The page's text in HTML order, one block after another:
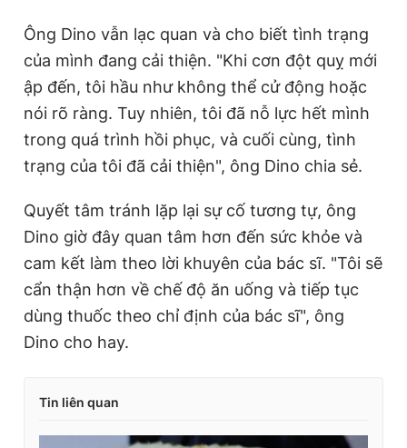
Ông Dino vẫn lạc quan và cho biết tình trạng
của mình đang cải thiện. "Khi cơn đột quỵ mới
ập đến, tôi hầu như không thể cử động hoặc
nói rõ ràng. Tuy nhiên, tôi đã nỗ lực hết mình
trong quá trình hồi phục, và cuối cùng, tình
trạng của tôi đã cải thiện", ông Dino chia sẻ.
Quyết tâm tránh lặp lại sự cố tương tự, ông
Dino giờ đây quan tâm hơn đến sức khỏe và
cam kết làm theo lời khuyên của bác sĩ. "Tôi sẽ
cẩn thận hơn về chế độ ăn uống và tiếp tục
dùng thuốc theo chỉ định của bác sĩ", ông
Dino cho hay.
Tin liên quan